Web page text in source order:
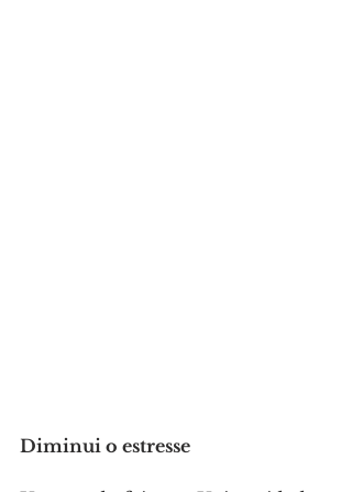
Diminui o estresse